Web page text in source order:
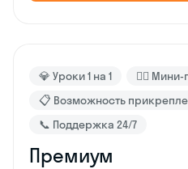
💎 Уроки 1 на 1
🙋‍♂️
📋 Возможность
📞 Поддержка 24/7
Премиум